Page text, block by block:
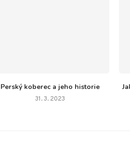
Perský koberec a jeho historie
31. 3. 2023